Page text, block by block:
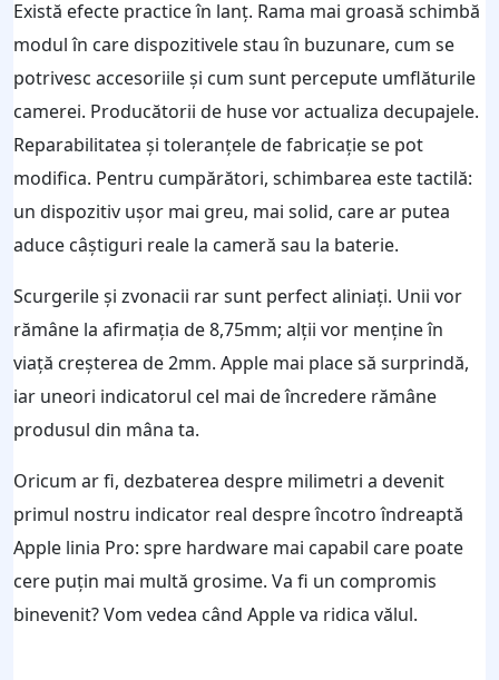
Există efecte practice în lanț. Rama mai groasă schimbă
modul în care dispozitivele stau în buzunare, cum se
potrivesc accesoriile și cum sunt percepute umflăturile
camerei. Producătorii de huse vor actualiza decupajele.
Reparabilitatea și toleranțele de fabricație se pot
modifica. Pentru cumpărători, schimbarea este tactilă:
un dispozitiv ușor mai greu, mai solid, care ar putea
aduce câștiguri reale la cameră sau la baterie.
Scurgerile și zvonacii rar sunt perfect aliniați. Unii vor
rămâne la afirmația de 8,75mm; alții vor menține în
viață creșterea de 2mm. Apple mai place să surprindă,
iar uneori indicatorul cel mai de încredere rămâne
produsul din mâna ta.
Oricum ar fi, dezbaterea despre milimetri a devenit
primul nostru indicator real despre încotro îndreaptă
Apple linia Pro: spre hardware mai capabil care poate
cere puțin mai multă grosime. Va fi un compromis
binevenit? Vom vedea când Apple va ridica vălul.